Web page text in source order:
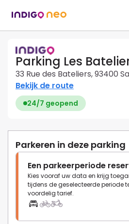
Parking Les
33 Rue des Bateliers, 93400
Bekijk de route
24/7 geopend
Parkeren in deze parking
Een parkeerperiode
Kies vooraf uw data en krijg
tijdens de geselecteerde periode
voordelig tarief.